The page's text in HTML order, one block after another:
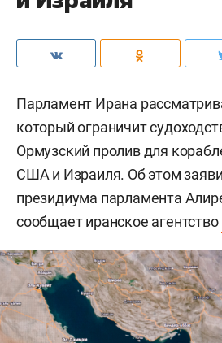
Парламент Ирана
который ограничит
Ормузский пролив для
США и Израиля. Об этом
президиума парламента
сообщает иранское агентство